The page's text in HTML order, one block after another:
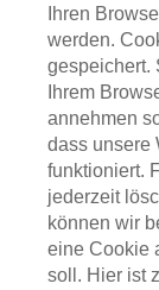
Ihren
werden.
gespeichert.
Ihrem
annehmen
dass unsere
funktioniert.
jederzeit
können wir
eine Cookie
soll. Hier ist